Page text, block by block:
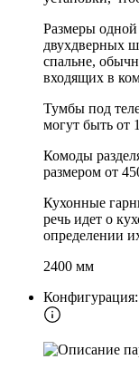
Размеры
двухдверных
спальне,
входящих в
Тумбы под
могут быть от
Комоды
размером от
Кухонные
речь идет о
определении
2400 мм
Конфигурация: